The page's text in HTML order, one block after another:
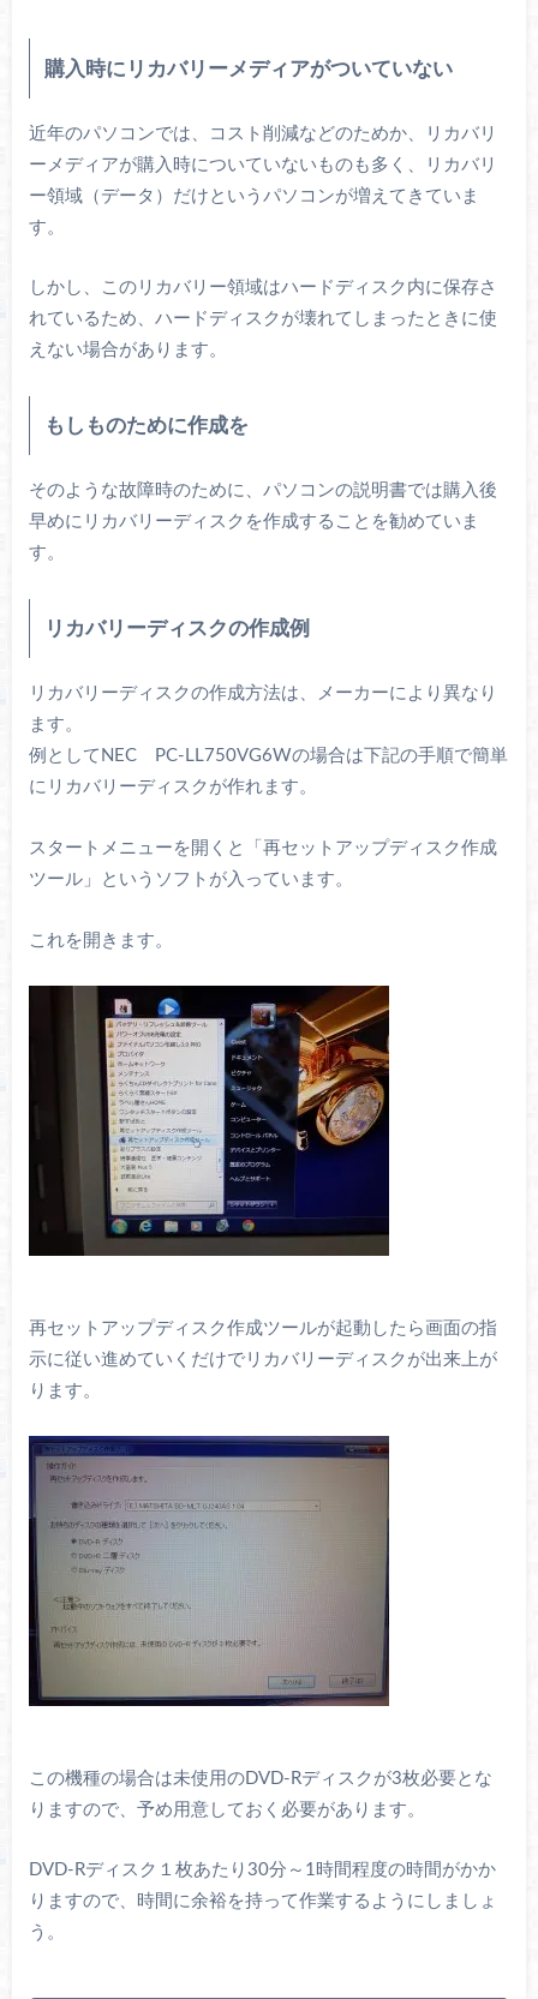
購入時にリカバリーメディアがついていない
近年のパソコンでは、コスト削減などのためか、リカバリ
ーメディアが購入時についていないものも多く、リカバリ
ー領域（データ）だけというパソコンが増えてきていま
す。
しかし、このリカバリー領域はハードディスク内に保存さ
れているため、ハードディスクが壊れてしまったときに使
えない場合があります。
もしものために作成を
そのような故障時のために、パソコンの説明書では購入後
早めにリカバリーディスクを作成することを勧めていま
す。
リカバリーディスクの作成例
リカバリーディスクの作成方法は、メーカーにより異なり
ます。
例としてNEC PC-LL750VG6Wの場合は下記の手順で簡単
にリカバリーディスクが作れます。
スタートメニューを開くと「再セットアップディスク作成
ツール」というソフトが入っています。
これを開きます。
再セットアップディスク作成ツールが起動したら画面の指
示に従い進めていくだけでリカバリーディスクが出来上が
ります。
この機種の場合は未使用のDVD-Rディスクが3枚必要とな
りますので、予め用意しておく必要があります。
DVD-Rディスク１枚あたり30分～1時間程度の時間がかか
りますので、時間に余裕を持って作業するようにしましょ
う。